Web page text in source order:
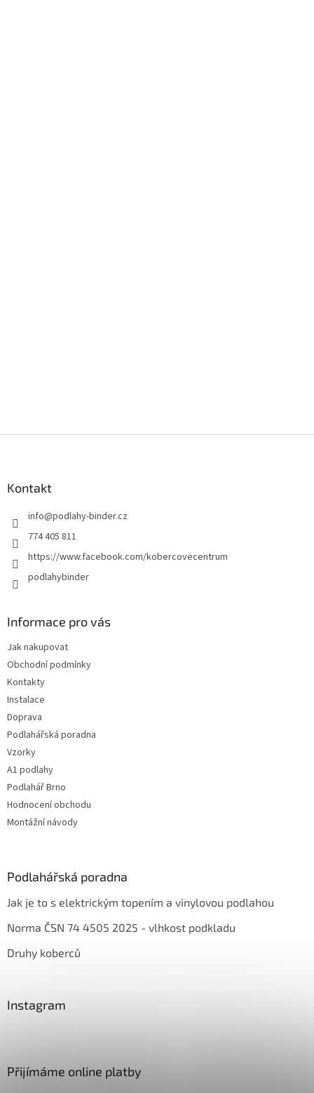
Kontakt
info@podlahy-binder.cz
774 405 811
https://www.facebook.com/kobercovecentrum
podlahybinder
Informace pro vás
Jak nakupovat
Obchodní podmínky
Kontakty
Instalace
Doprava
Podlahářská poradna
Vzorky
A1 podlahy
Podlahář Brno
Hodnocení obchodu
Montážní návody
Podlahářská poradna
Jak je to s elektrickým topením a vinylovou podlahou
Norma ČSN 74 4505 2025 - vlhkost podkladu
Druhy koberců
Instagram
Přijímáme online platby